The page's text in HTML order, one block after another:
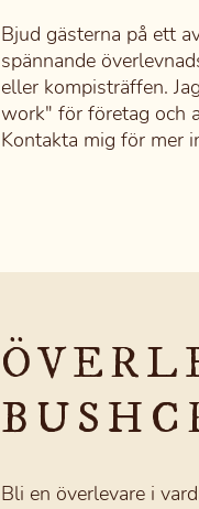
Bjud gästerna på ett
spännande
eller kompisträffen.
work" för företag och
Kontakta mig för mer
Bli en överlevare i